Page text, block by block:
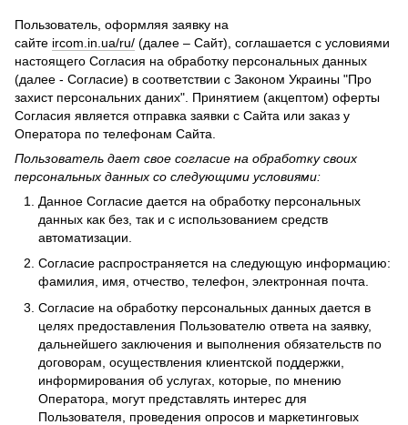
Пользователь, оформляя заявку на
сайте ircom.in.ua/ru/ (далее – Сайт), соглашается с условиями
настоящего Согласия на обработку персональных данных
(далее - Согласие) в соответствии с Законом Украины "Про
захист персональних даних". Принятием (акцептом) оферты
Согласия является отправка заявки с Сайта или заказ у
Оператора по телефонам Сайта.
Пользователь дает свое согласие на обработку своих
персональных данных со следующими условиями:
Данное Согласие дается на обработку персональных
данных как без, так и с использованием средств
автоматизации.
Согласие распространяется на следующую информацию:
фамилия, имя, отчество, телефон, электронная почта.
Согласие на обработку персональных данных дается в
целях предоставления Пользователю ответа на заявку,
дальнейшего заключения и выполнения обязательств по
договорам, осуществления клиентской поддержки,
информирования об услугах, которые, по мнению
Оператора, могут представлять интерес для
Пользователя, проведения опросов и маркетинговых